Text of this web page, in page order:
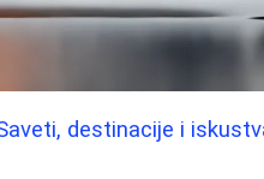
destinacije i